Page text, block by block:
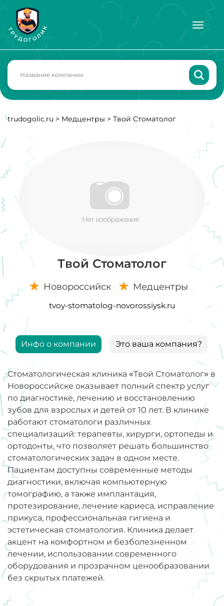
trudogolic.ru > Медцентры > Твой Стоматолог
Твой Стоматолог
Новороссийск Медцентры
tvoy-stomatolog-novorossiysk.ru
Инфо о компании Это ваша компания?
Стоматологическая клиника «Твой Стоматолог» в
Новороссийске оказывает полный спектр услуг
по диагностике, лечению и восстановлению
зубов для взрослых и детей от 10 лет. В клинике
работают стоматологи различных
специализаций: терапевты, хирурги, ортопеды и
ортодонты, что позволяет решать большинство
стоматологических задач в одном месте.
Пациентам доступны современные методы
диагностики, включая компьютерную
томографию, а также имплантация,
протезирование, лечение кариеса, исправление
прикуса, профессиональная гигиена и
эстетическая стоматология. Клиника делает
акцент на комфортном и безболезненном
лечении, использовании современного
оборудования и прозрачном ценообразовании
без скрытых платежей.